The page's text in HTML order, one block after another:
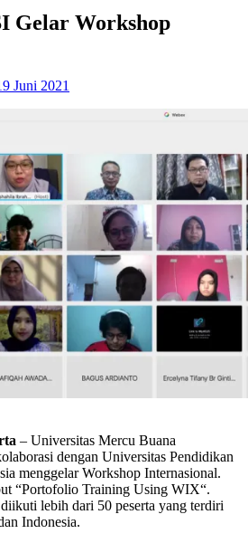
Gelar Workshop
Juni 2021
– Universitas Mercu Buana
dengan Universitas Pendidikan
menggelar Workshop Internasional.
“Portofolio Training Using WIX“.
lebih dari 50 peserta yang terdiri
Indonesia.